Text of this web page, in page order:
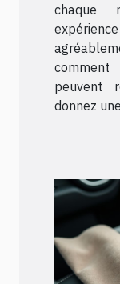
chaque
peuvent
donnez